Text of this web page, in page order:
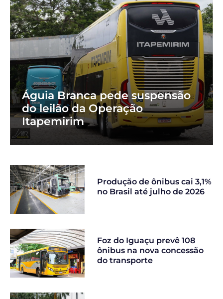
Águia Branca pede suspensão
do leilão da Operação
Itapemirim
Produção de ônibus cai 3,1%
no Brasil até julho de 2026
Foz do Iguaçu prevê 108
ônibus na nova concessão
do transporte